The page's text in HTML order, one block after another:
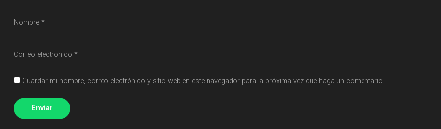
Nombre *
Correo electrónico *
Guardar mi nombre, correo electrónico y sitio web en este navegador para la próxima vez que haga un comentario.